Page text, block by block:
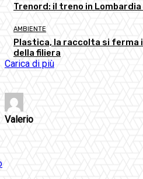
Trenord: il treno in
AMBIENTE
Plastica, la raccolta si ferma
della filiera
Carica di più
Valerio